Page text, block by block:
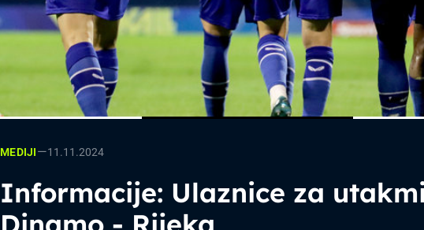
MEDIJI—11.11.2024
Informacije: Ulaznice za